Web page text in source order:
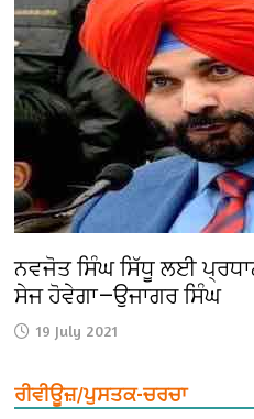
ਨਵਜੋਤ ਸਿੰਘ ਸਿੱਧੂ ਲਈ
ਸੇਜ ਹੋਵੇਗਾ—ਉਜਾਗਰ ਸਿੰਘ
19 July 2021
ਰੀਵੀਊਜ਼/ਪੁਸਤਕ-ਚਰਚਾ